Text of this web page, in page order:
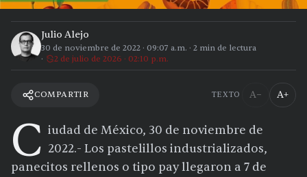
Julio Alejo
30 de noviembre de 2022 · 09:07 a.m. · 2 min de lectura
2 de julio de 2026 · 02:10 p.m.
COMPARTIR TEXTO A− A+
C iudad de México, 30 de noviembre de
2022.- Los pastelillos industrializados,
panecitos rellenos o tipo pay llegaron a 7 de